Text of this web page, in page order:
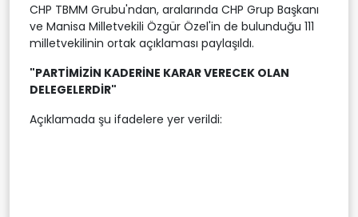
CHP TBMM Grubu'ndan, aralarında CHP Grup Başkanı
ve Manisa Milletvekili Özgür Özel'in de bulunduğu 111
milletvekilinin ortak açıklaması paylaşıldı.
"PARTİMİZİN KADERİNE KARAR VERECEK OLAN
DELEGELERDİR"
Açıklamada şu ifadelere yer verildi: